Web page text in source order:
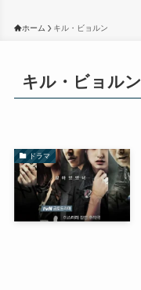
ホーム キル・ビョルン
キル・ビョルン
ドラマ